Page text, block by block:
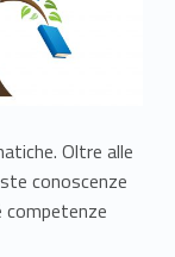
Oltre alle
conoscenze
competenze